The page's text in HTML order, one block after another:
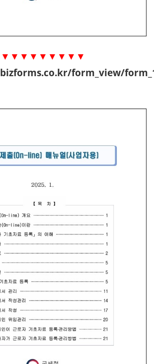
▼▼▼▼▼▼▼▼▼
form_view/